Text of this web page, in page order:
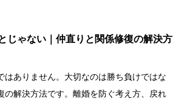
じゃない｜仲直りと関係修復の解決方
はありません。大切なのは勝ち負けではな
の解決方法です。離婚を防ぐ考え方、戻れ